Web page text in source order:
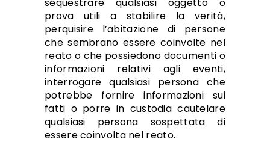
sequestrare qualsiasi oggetto o
prova utili a stabilire la verità,
perquisire l’abitazione di persone
che sembrano essere coinvolte nel
reato o che possiedono documenti o
informazioni relativi agli eventi,
interrogare qualsiasi persona che
potrebbe fornire informazioni sui
fatti o porre in custodia cautelare
qualsiasi persona sospettata di
essere coinvolta nel reato.